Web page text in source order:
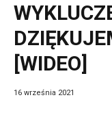
[WIDEO]
16 września 2021